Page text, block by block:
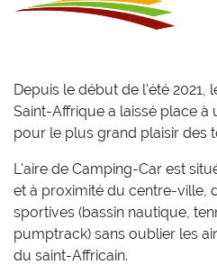
Depuis le début de l'été 2021,
Saint-Affrique a laissé place
pour le plus grand plaisir des
L'aire de Camping-Car est
et à proximité du centre-ville,
sportives (bassin nautique,
pumptrack) sans oublier les
du saint-Affricain.